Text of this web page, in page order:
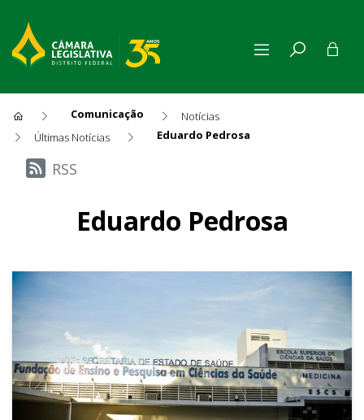
Comunicação
Notícias
Últimas Notícias
Eduardo Pedrosa
Últimas Notícias
RSS
Eduardo Pedrosa